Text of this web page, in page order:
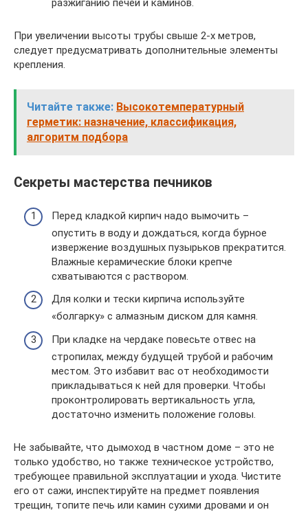
разжиганию печей и каминов.
При увеличении высоты трубы свыше 2-х метров,
следует предусматривать дополнительные элементы
крепления.
Читайте также: Высокотемпературный
герметик: назначение, классификация,
алгоритм подбора
Секреты мастерства печников
Перед кладкой кирпич надо вымочить –
опустить в воду и дождаться, когда бурное
извержение воздушных пузырьков прекратится.
Влажные керамические блоки крепче
схватываются с раствором.
Для колки и тески кирпича используйте
«болгарку» с алмазным диском для камня.
При кладке на чердаке повесьте отвес на
стропилах, между будущей трубой и рабочим
местом. Это избавит вас от необходимости
прикладываться к ней для проверки. Чтобы
проконтролировать вертикальность угла,
достаточно изменить положение головы.
Не забывайте, что дымоход в частном доме – это не
только удобство, но также техническое устройство,
требующее правильной эксплуатации и ухода. Чистите
его от сажи, инспектируйте на предмет появления
трещин, топите печь или камин сухими дровами и он